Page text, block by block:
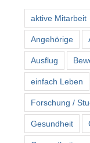
aktive Mitarbeit
Angehörige
Ausflug
einfach Leben
Forschung /
Gesundheit